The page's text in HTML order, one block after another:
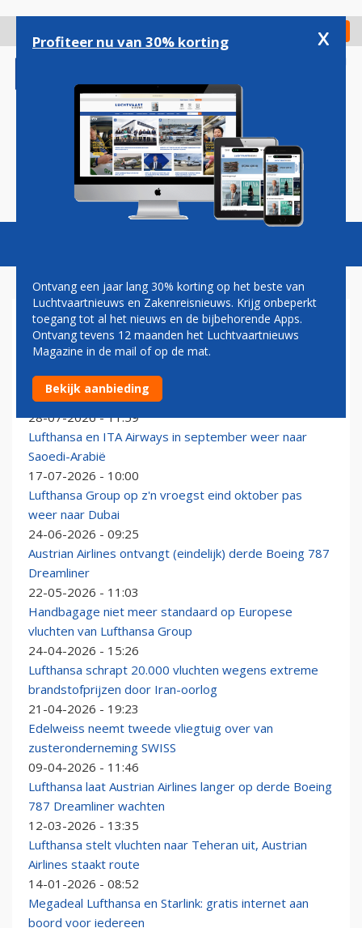
gaan
Check in
Magazine Podcasts Vacatures
AUSTRIAN AIRLINES
‘Beveiliging valt in slaap’, man stapt moeiteloos
Austrian Airlines-Embraer E195 in
28-07-2026 - 11:59
Lufthansa en ITA Airways in september weer naar
Saoedi-Arabië
17-07-2026 - 10:00
Lufthansa Group op z'n vroegst eind oktober pas
weer naar Dubai
24-06-2026 - 09:25
Austrian Airlines ontvangt (eindelijk) derde Boeing 787
Dreamliner
22-05-2026 - 11:03
Handbagage niet meer standaard op Europese
vluchten van Lufthansa Group
24-04-2026 - 15:26
Lufthansa schrapt 20.000 vluchten wegens extreme
brandstofprijzen door Iran-oorlog
21-04-2026 - 19:23
Edelweiss neemt tweede vliegtuig over van
zusteronderneming SWISS
09-04-2026 - 11:46
Lufthansa laat Austrian Airlines langer op derde Boeing
787 Dreamliner wachten
12-03-2026 - 13:35
Lufthansa stelt vluchten naar Teheran uit, Austrian
Airlines staakt route
14-01-2026 - 08:52
Megadeal Lufthansa en Starlink: gratis internet aan
boord voor iedereen
Profiteer nu van 30% korting x
Ontvang een jaar lang 30% korting op het beste van
Luchtvaartnieuws en Zakenreisnieuws. Krijg onbeperkt
toegang tot al het nieuws en de bijbehorende Apps.
Ontvang tevens 12 maanden het Luchtvaartnieuws
Magazine in de mail of op de mat.
Bekijk aanbieding